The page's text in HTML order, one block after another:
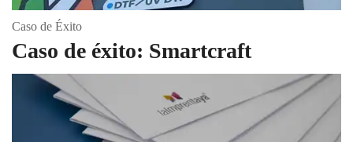
Caso de Éxito
Caso de éxito: Smartcraft